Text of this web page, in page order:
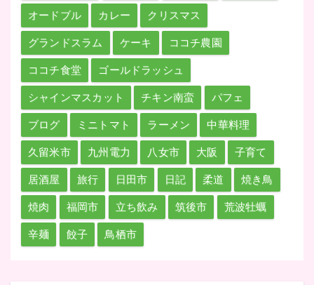
オードブル カレー クリスマス
グランドスラム ケーキ ココチ農園
ココチ食堂 ゴールドラッシュ
シャインマスカット チキン南蛮 パフェ
ブログ ミニトマト ラーメン 中華料理
久留米市 九州電力 八女市 大阪 子育て
居酒屋 旅行 日田市 日記 柔道 焼き鳥
焼肉 福岡市 立ち飲み 筑後市 荒波牡蠣
辛麺 餃子 鳥栖市